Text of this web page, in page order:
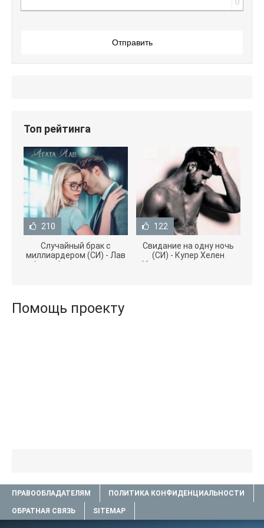
0
Отправить
Топ рейтинга
210
Случайный брак с
миллиардером (СИ) - Лав
Агата (полная версия
122
Свидание на одну ночь
(СИ) - Купер Хелен
(бесплатные серии книг
Помощь проекту
ПРАВООБЛАДАТЕЛЯМ ПОЛИТИКА КОНФИДЕНЦИАЛЬНОСТИ
ОБРАТНАЯ СВЯЗЬ SITEMAP